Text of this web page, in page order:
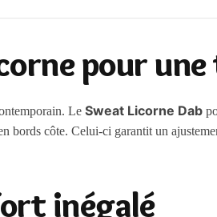
pour
LeSweat Licorne Dab
bords côte. Celui-ci garantit un
inégalé